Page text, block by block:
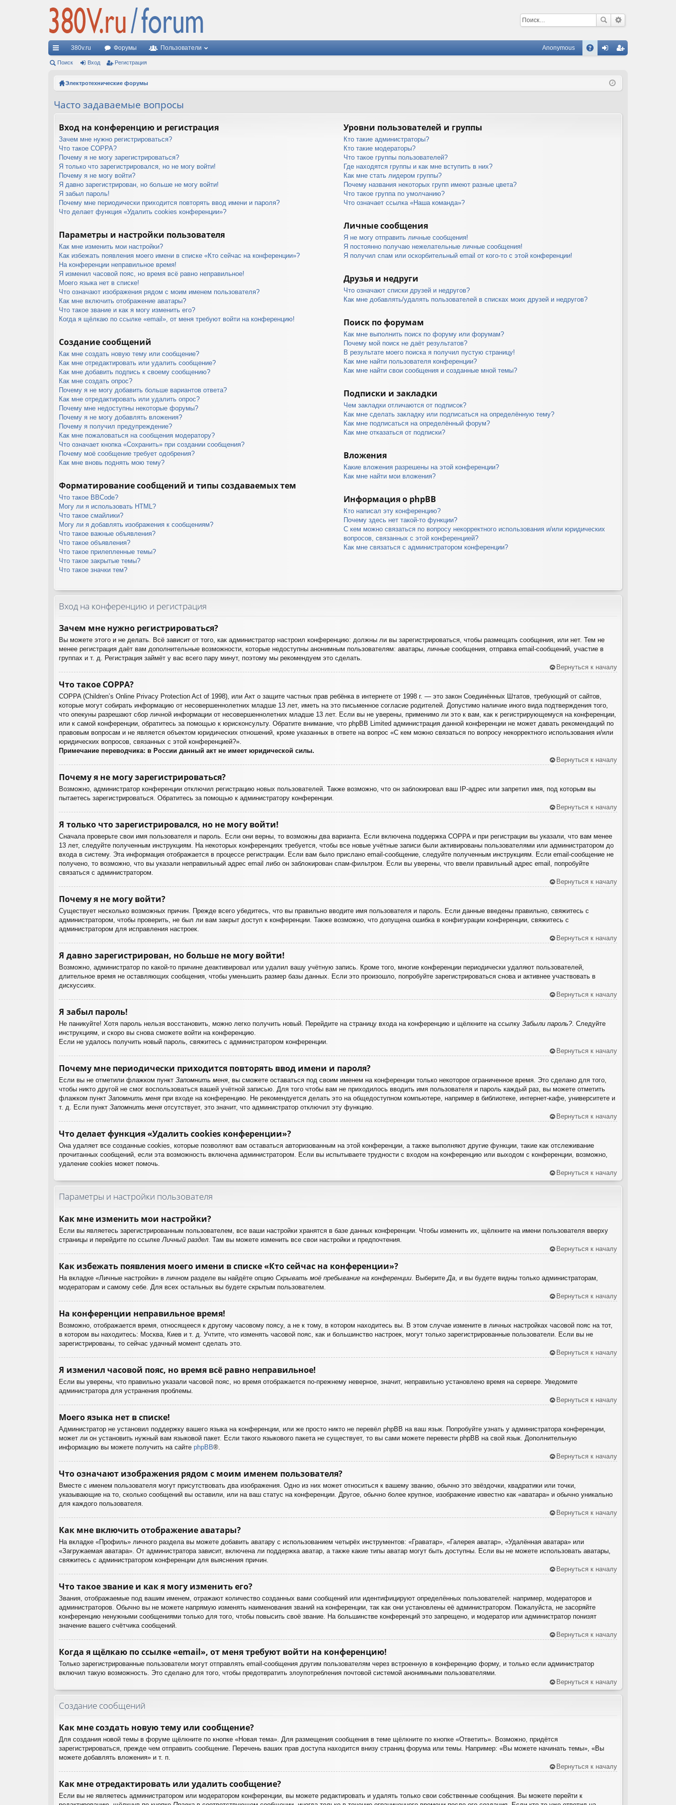
С
с
380v.ru Форумы Пользователи Anonymous
ис
Поиск Вход Регистрация
Электротехнические форумы
Часто задаваемые вопросы
Вход на конференцию и регистрация
Зачем мне нужно регистрироваться?
Что такое COPPA?
Почему я не могу зарегистрироваться?
Я только что зарегистрировался, но не могу войти!
Почему я не могу войти?
Я давно зарегистрирован, но больше не могу войти!
Я забыл пароль!
Почему мне периодически приходится повторять ввод имени и пароля?
Что делает функция «Удалить cookies конференции»?
Параметры и настройки пользователя
Как мне изменить мои настройки?
Как избежать появления моего имени в списке «Кто сейчас на конференции»?
На конференции неправильное время!
Я изменил часовой пояс, но время всё равно неправильное!
Моего языка нет в списке!
Что означают изображения рядом с моим именем пользователя?
Как мне включить отображение аватары?
Что такое звание и как я могу изменить его?
Когда я щёлкаю по ссылке «email», от меня требуют войти на конференцию!
Создание сообщений
Как мне создать новую тему или сообщение?
Как мне отредактировать или удалить сообщение?
Как мне добавить подпись к своему сообщению?
Как мне создать опрос?
Почему я не могу добавить больше вариантов ответа?
Как мне отредактировать или удалить опрос?
Почему мне недоступны некоторые форумы?
Почему я не могу добавлять вложения?
Почему я получил предупреждение?
Как мне пожаловаться на сообщения модератору?
Что означает кнопка «Сохранить» при создании сообщения?
Почему моё сообщение требует одобрения?
Как мне вновь поднять мою тему?
Форматирование сообщений и типы создаваемых тем
Что такое BBCode?
Могу ли я использовать HTML?
Что такое смайлики?
Могу ли я добавлять изображения к сообщениям?
Что такое важные объявления?
Что такое объявления?
Что такое прилепленные темы?
Что такое закрытые темы?
Что такое значки тем?
Уровни пользователей и группы
Кто такие администраторы?
Кто такие модераторы?
Что такое группы пользователей?
Где находятся группы и как мне вступить в них?
Как мне стать лидером группы?
Почему названия некоторых групп имеют разные цвета?
Что такое группа по умолчанию?
Что означает ссылка «Наша команда»?
Личные сообщения
Я не могу отправить личные сообщения!
Я постоянно получаю нежелательные личные сообщения!
Я получил спам или оскорбительный email от кого-то с этой конференции!
Друзья и недруги
Что означают списки друзей и недругов?
Как мне добавлять/удалять пользователей в списках моих друзей и недругов?
Поиск по форумам
Как мне выполнить поиск по форуму или форумам?
Почему мой поиск не даёт результатов?
В результате моего поиска я получил пустую страницу!
Как мне найти пользователя конференции?
Как мне найти свои сообщения и созданные мной темы?
Подписки и закладки
Чем закладки отличаются от подписок?
Как мне сделать закладку или подписаться на определённую тему?
Как мне подписаться на определённый форум?
Как мне отказаться от подписки?
Вложения
Какие вложения разрешены на этой конференции?
Как мне найти мои вложения?
Информация о phpBB
Кто написал эту конференцию?
Почему здесь нет такой-то функции?
С кем можно связаться по вопросу некорректного использования и/или юридических
вопросов, связанных с этой конференцией?
Как мне связаться с администратором конференции?
Вход на конференцию и регистрация
Зачем мне нужно регистрироваться?
Вы можете этого и не делать. Всё зависит от того, как администратор настроил конференцию: должны ли вы зарегистрироваться, чтобы размещать сообщения, или нет. Тем не
менее регистрация даёт вам дополнительные возможности, которые недоступны анонимным пользователям: аватары, личные сообщения, отправка email-сообщений, участие в
группах и т. д. Регистрация займёт у вас всего пару минут, поэтому мы рекомендуем это сделать.
Вернуться к началу
Что такое COPPA?
COPPA (Children’s Online Privacy Protection Act of 1998), или Акт о защите частных прав ребёнка в интернете от 1998 г. — это закон Соединённых Штатов, требующий от сайтов,
которые могут собирать информацию от несовершеннолетних младше 13 лет, иметь на это письменное согласие родителей. Допустимо наличие иного вида подтверждения того,
что опекуны разрешают сбор личной информации от несовершеннолетних младше 13 лет. Если вы не уверены, применимо ли это к вам, как к регистрирующемуся на конференции,
или к самой конференции, обратитесь за помощью к юрисконсульту. Обратите внимание, что phpBB Limited администрация данной конференции не может давать рекомендаций по
правовым вопросам и не является объектом юридических отношений, кроме указанных в ответе на вопрос «С кем можно связаться по вопросу некорректного использования и/или
юридических вопросов, связанных с этой конференцией?».
Примечание переводчика: в России данный акт не имеет юридической силы.
Вернуться к началу
Почему я не могу зарегистрироваться?
Возможно, администратор конференции отключил регистрацию новых пользователей. Также возможно, что он заблокировал ваш IP-адрес или запретил имя, под которым вы
пытаетесь зарегистрироваться. Обратитесь за помощью к администратору конференции.
Вернуться к началу
Я только что зарегистрировался, но не могу войти!
Сначала проверьте свои имя пользователя и пароль. Если они верны, то возможны два варианта. Если включена поддержка COPPA и при регистрации вы указали, что вам менее
13 лет, следуйте полученным инструкциям. На некоторых конференциях требуется, чтобы все новые учётные записи были активированы пользователями или администратором до
входа в систему. Эта информация отображается в процессе регистрации. Если вам было прислано email-сообщение, следуйте полученным инструкциям. Если email-сообщение не
получено, то возможно, что вы указали неправильный адрес email либо он заблокирован спам-фильтром. Если вы уверены, что ввели правильный адрес email, попробуйте
связаться с администратором.
Вернуться к началу
Почему я не могу войти?
Существует несколько возможных причин. Прежде всего убедитесь, что вы правильно вводите имя пользователя и пароль. Если данные введены правильно, свяжитесь с
администратором, чтобы проверить, не был ли вам закрыт доступ к конференции. Также возможно, что допущена ошибка в конфигурации конференции, свяжитесь с
администратором для исправления настроек.
Вернуться к началу
Я давно зарегистрирован, но больше не могу войти!
Возможно, администратор по какой-то причине деактивировал или удалил вашу учётную запись. Кроме того, многие конференции периодически удаляют пользователей,
длительное время не оставляющих сообщения, чтобы уменьшить размер базы данных. Если это произошло, попробуйте зарегистрироваться снова и активнее участвовать в
дискуссиях.
Вернуться к началу
Я забыл пароль!
Не паникуйте! Хотя пароль нельзя восстановить, можно легко получить новый. Перейдите на страницу входа на конференцию и щёлкните на ссылку Забыли пароль?. Следуйте
инструкциям, и скоро вы снова сможете войти на конференцию.
Если не удалось получить новый пароль, свяжитесь с администратором конференции.
Вернуться к началу
Почему мне периодически приходится повторять ввод имени и пароля?
Если вы не отметили флажком пункт Запомнить меня, вы сможете оставаться под своим именем на конференции только некоторое ограниченное время. Это сделано для того,
чтобы никто другой не смог воспользоваться вашей учётной записью. Для того чтобы вам не приходилось вводить имя пользователя и пароль каждый раз, вы можете отметить
флажком пункт Запомнить меня при входе на конференцию. Не рекомендуется делать это на общедоступном компьютере, например в библиотеке, интернет-кафе, университете и
т. д. Если пункт Запомнить меня отсутствует, это значит, что администратор отключил эту функцию.
Вернуться к началу
Что делает функция «Удалить cookies конференции»?
Она удаляет все созданные cookies, которые позволяют вам оставаться авторизованным на этой конференции, а также выполняют другие функции, такие как отслеживание
прочитанных сообщений, если эта возможность включена администратором. Если вы испытываете трудности с входом на конференцию или выходом с конференции, возможно,
удаление cookies может помочь.
Вернуться к началу
Параметры и настройки пользователя
Как мне изменить мои настройки?
Если вы являетесь зарегистрированным пользователем, все ваши настройки хранятся в базе данных конференции. Чтобы изменить их, щёлкните на имени пользователя вверху
страницы и перейдите по ссылке Личный раздел . Там вы можете изменить все свои настройки и предпочтения.
Вернуться к началу
Как избежать появления моего имени в списке «Кто сейчас на конференции»?
На вкладке «Личные настройки» в личном разделе вы найдёте опцию Скрывать моё пребывание на конференции . Выберите Да , и вы будете видны только администраторам,
модераторам и самому себе. Для всех остальных вы будете скрытым пользователем.
Вернуться к началу
На конференции неправильное время!
Возможно, отображается время, относящееся к другому часовому поясу, а не к тому, в котором находитесь вы. В этом случае измените в личных настройках часовой пояс на тот,
в котором вы находитесь: Москва, Киев и т. д. Учтите, что изменять часовой пояс, как и большинство настроек, могут только зарегистрированные пользователи. Если вы не
зарегистрированы, то сейчас удачный момент сделать это.
Вернуться к началу
Я изменил часовой пояс, но время всё равно неправильное!
Если вы уверены, что правильно указали часовой пояс, но время отображается по-прежнему неверное, значит, неправильно установлено время на сервере. Уведомите
администратора для устранения проблемы.
Вернуться к началу
Моего языка нет в списке!
Администратор не установил поддержку вашего языка на конференции, или же просто никто не перевёл phpBB на ваш язык. Попробуйте узнать у администратора конференции,
может ли он установить нужный вам языковой пакет. Если такого языкового пакета не существует, то вы сами можете перевести phpBB на свой язык. Дополнительную
информацию вы можете получить на сайте phpBB®.
Вернуться к началу
Что означают изображения рядом с моим именем пользователя?
Вместе с именем пользователя могут присутствовать два изображения. Одно из них может относиться к вашему званию, обычно это звёздочки, квадратики или точки,
указывающие на то, сколько сообщений вы оставили, или на ваш статус на конференции. Другое, обычно более крупное, изображение известно как «аватара» и обычно уникально
для каждого пользователя.
Вернуться к началу
Как мне включить отображение аватары?
На вкладке «Профиль» личного раздела вы можете добавить аватару с использованием четырёх инструментов: «Граватар», «Галерея аватар», «Удалённая аватара» или
«Загружаемая аватара». От администратора зависит, включена ли поддержка аватар, а также какие типы аватар могут быть доступны. Если вы не можете использовать аватары,
свяжитесь с администратором конференции для выяснения причин.
Вернуться к началу
Что такое звание и как я могу изменить его?
Звания, отображаемые под вашим именем, отражают количество созданных вами сообщений или идентифицируют определённых пользователей: например, модераторов и
администраторов. Обычно вы не можете напрямую изменять наименования званий на конференции, так как они установлены её администратором. Пожалуйста, не засоряйте
конференцию ненужными сообщениями только для того, чтобы повысить своё звание. На большинстве конференций это запрещено, и модератор или администратор понизят
значение вашего счётчика сообщений.
Вернуться к началу
Когда я щёлкаю по ссылке «email», от меня требуют войти на конференцию!
Только зарегистрированные пользователи могут отправлять email-сообщения другим пользователям через встроенную в конференцию форму, и только если администратор
включил такую возможность. Это сделано для того, чтобы предотвратить злоупотребления почтовой системой анонимными пользователями.
Вернуться к началу
Создание сообщений
Как мне создать новую тему или сообщение?
Для создания новой темы в форуме щёлкните по кнопке «Новая тема». Для размещения сообщения в теме щёлкните по кнопке «Ответить». Возможно, придётся
зарегистрироваться, прежде чем отправить сообщение. Перечень ваших прав доступа находится внизу страниц форума или темы. Например: «Вы можете начинать темы», «Вы
можете добавлять вложения» и т. п.
Вернуться к началу
Как мне отредактировать или удалить сообщение?
Если вы не являетесь администратором или модератором конференции, вы можете редактировать и удалять только свои собственные сообщения. Вы можете перейти к